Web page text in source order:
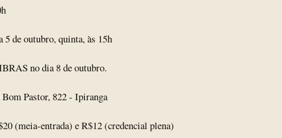
5 de outubro, quinta, às 15h
no dia 8 de outubro.
Pastor, 822 - Ipiranga
(meia-entrada) e R$12 (credencial plena)